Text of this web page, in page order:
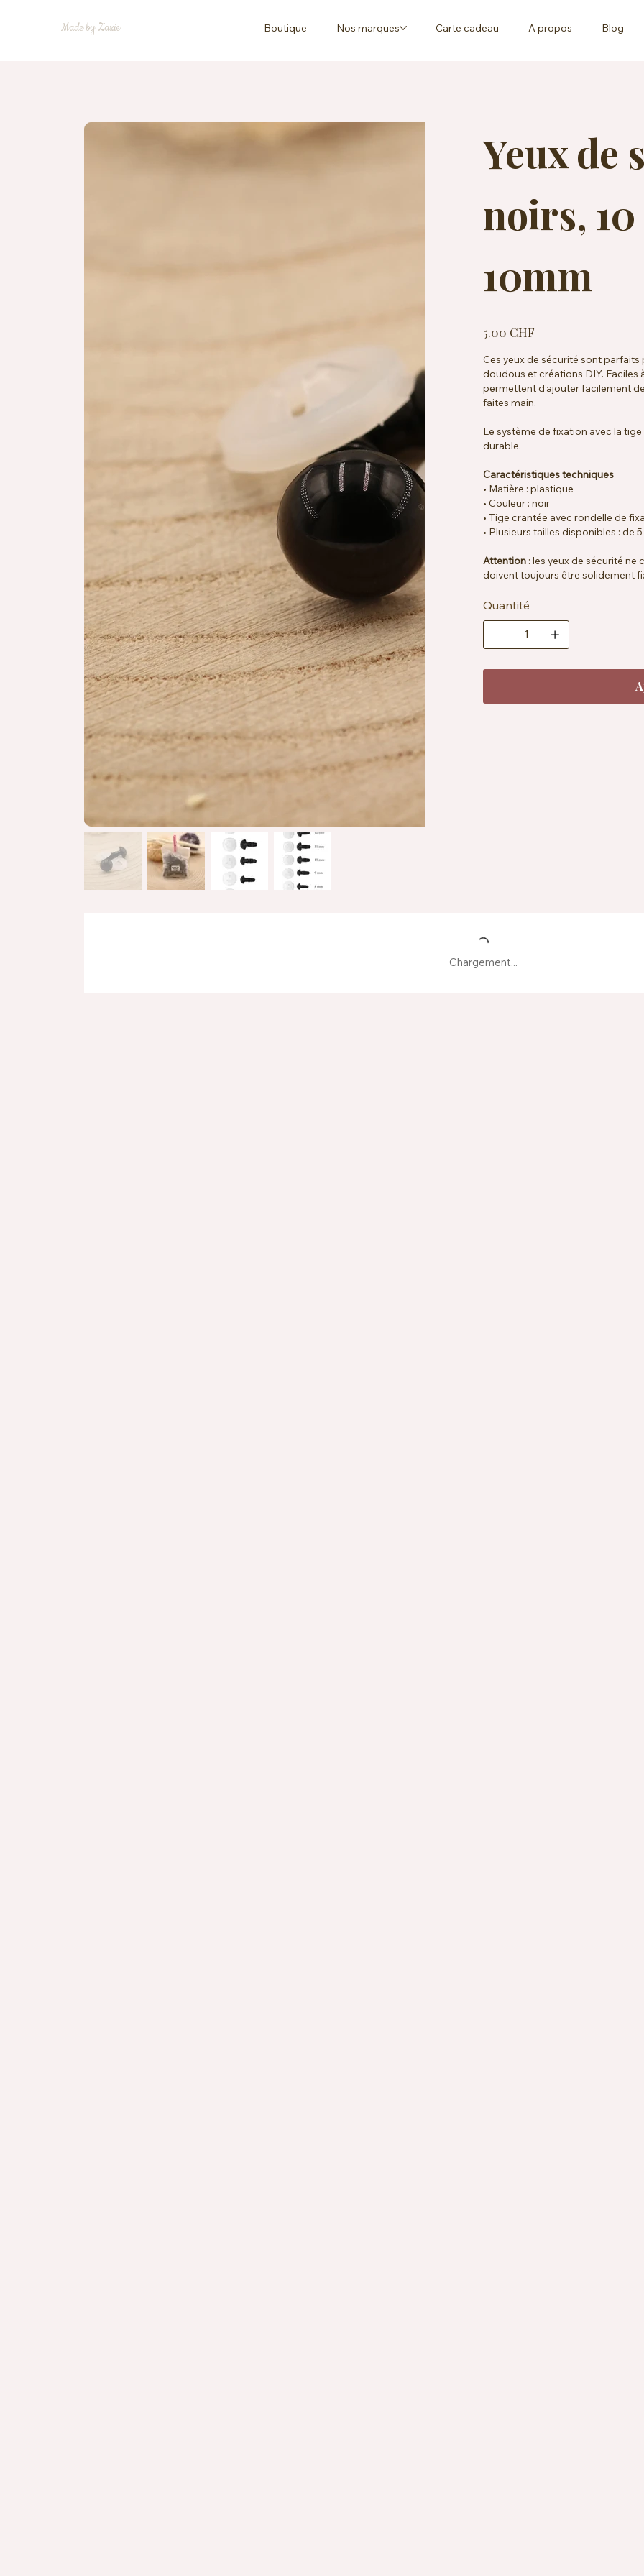
Made by Zazie Boutique Nos marques Carte cadeau A propos Blog
Yeux de
noirs,
10mm
5.00 CHF
Ces yeux de sécurité sont
doudous et créations DIY. Faciles
permettent d’ajouter facilement
faites main.
Le système de fixation avec la
durable.
Caractéristiques techniques
• Matière : plastique
• Couleur : noir
• Tige crantée avec rondelle de
• Plusieurs tailles disponibles : de
Attention : les yeux de sécurité ne
doivent toujours être solidement
Quantité
Chargement...